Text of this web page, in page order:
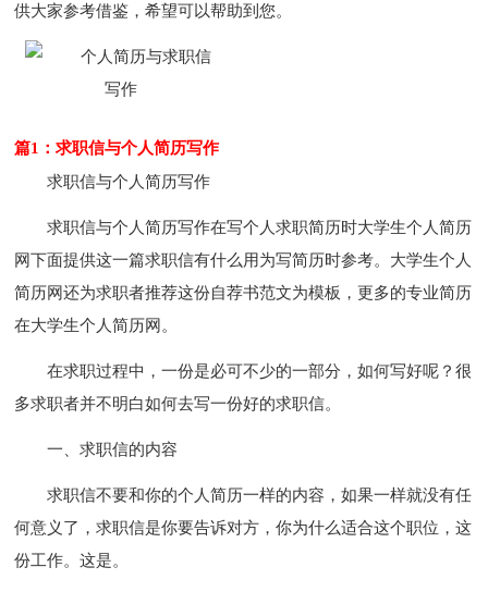
供大家参考借鉴，希望可以帮助到您。
篇1：求职信与个人简历写作
求职信与个人简历写作
求职信与个人简历写作在写个人求职简历时大学生个人简历
网下面提供这一篇求职信有什么用为写简历时参考。大学生个人
简历网还为求职者推荐这份自荐书范文为模板，更多的专业简历
在大学生个人简历网。
在求职过程中，一份是必可不少的一部分，如何写好呢？很
多求职者并不明白如何去写一份好的求职信。
一、求职信的内容
求职信不要和你的个人简历一样的内容，如果一样就没有任
何意义了，求职信是你要告诉对方，你为什么适合这个职位，这
份工作。这是。